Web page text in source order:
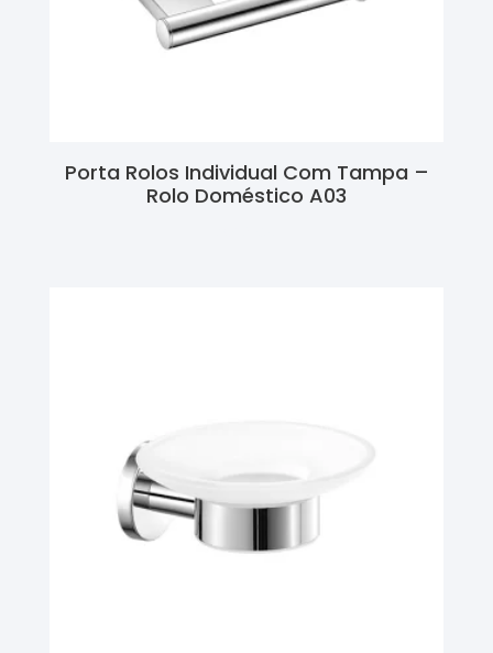
Porta Rolos Individual Com Tampa –
Rolo Doméstico A03